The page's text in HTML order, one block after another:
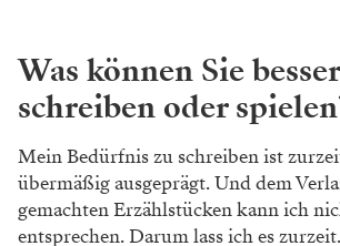
Was können Sie
schreiben oder
Mein Bedürfnis zu schreiben ist
übermäßig ausgeprägt. Und dem
gemachten Erzählstücken kann ich
entsprechen. Darum lass ich es zurzeit.